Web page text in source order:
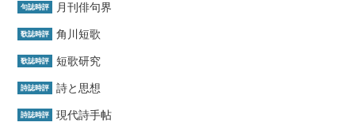
句誌時評 月刊俳句界
歌誌時評 角川短歌
歌誌時評 短歌研究
詩誌時評 詩と思想
詩誌時評 現代詩手帖